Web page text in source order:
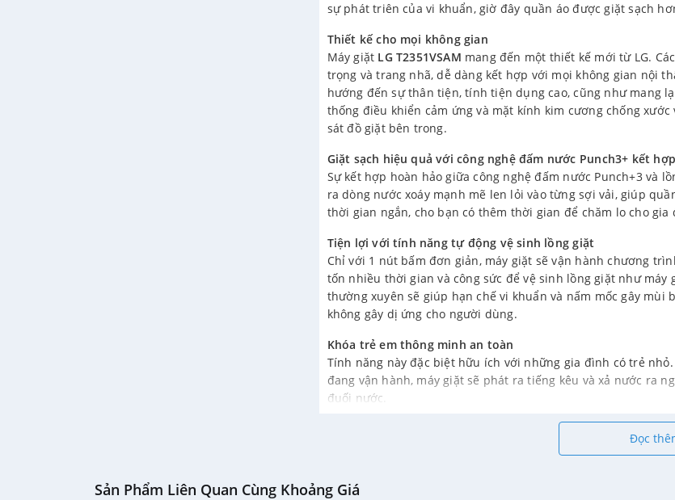
sự phát triên của vi khuẩn, giờ đây quần áo được giặt sạch
Thiết kế cho mọi không gian
Máy giặt LG T2351VSAM mang đến một thiết kế mới từ LG.
trọng và trang nhã, dễ dàng kết hợp với mọi không gian nội
hướng đến sự thân tiện, tính tiện dụng cao, cũng như mang
thống điều khiển cảm ứng và mặt kính kim cương chống
sát đồ giặt bên trong.
Giặt sạch hiệu quả với công nghệ đấm nước Punch3+ kết
Sự kết hợp hoàn hảo giữa công nghệ đấm nước Punch+3 và
ra dòng nước xoáy mạnh mẽ len lỏi vào từng sợi vải, giúp
thời gian ngắn, cho bạn có thêm thời gian để chăm lo cho gia
Tiện lợi với tính năng tự động vệ sinh lồng giặt
Chỉ với 1 nút bấm đơn giản, máy giặt sẽ vận hành chương
tốn nhiều thời gian và công sức để vệ sinh lồng giặt như
thường xuyên sẽ giúp hạn chế vi khuẩn và nấm mốc gây mùi
không gây dị ứng cho người dùng.
Khóa trẻ em thông minh an toàn
Tính năng này đặc biệt hữu ích với những gia đình có trẻ
đang vận hành, máy giặt sẽ phát ra tiếng kêu và xả nước ra
đuối nước.
không sử dụng lồng giặt bằng nhựa
nhựa thông thường. Tác dụng chống vi khuẩn này đã được
Đọc
Sản Phẩm Liên Quan Cùng Khoảng Giá